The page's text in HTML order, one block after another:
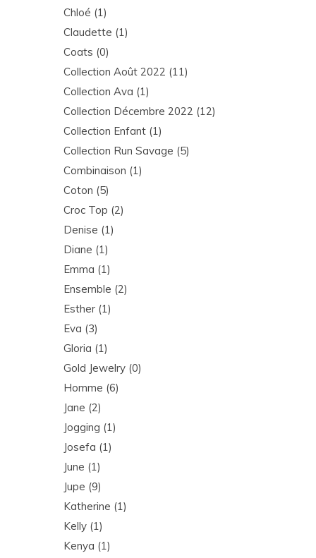
Chloé (1)
Claudette (1)
Coats (0)
Collection Août 2022 (11)
Collection Ava (1)
Collection Décembre 2022 (12)
Collection Enfant (1)
Collection Run Savage (5)
Combinaison (1)
Coton (5)
Croc Top (2)
Denise (1)
Diane (1)
Emma (1)
Ensemble (2)
Esther (1)
Eva (3)
Gloria (1)
Gold Jewelry (0)
Homme (6)
Jane (2)
Jogging (1)
Josefa (1)
June (1)
Jupe (9)
Katherine (1)
Kelly (1)
Kenya (1)